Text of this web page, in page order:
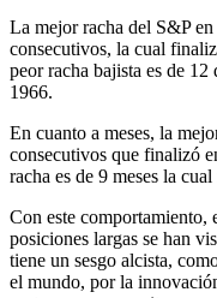
La mejor racha del S&P
consecutivos, la cual
peor racha bajista es de
1966.
En cuanto a meses, la
consecutivos que finalizó
racha es de 9 meses la
Con este comportamiento,
posiciones largas se han
tiene un sesgo alcista,
el mundo, por la